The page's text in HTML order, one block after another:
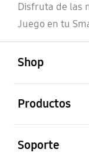
Disfruta de las
Juego en tu
Shop
Productos
Soporte